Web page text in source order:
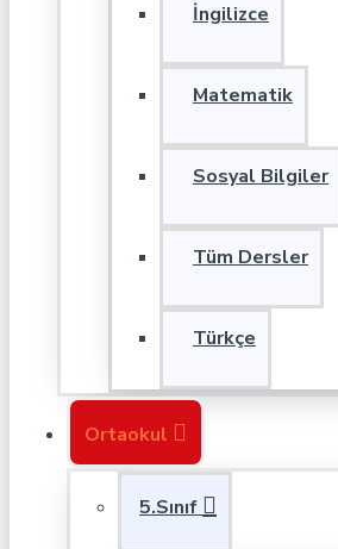
İngilizce
Matematik
Sosyal Bilgiler
Tüm Dersler
Türkçe
Ortaokul
5.Sınıf